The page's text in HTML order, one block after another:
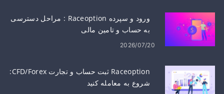
ورود و سپرده Raceoption : مراحل دسترسی
به حساب و تامین مالی
2026/07/20
Raceoption ثبت حساب و تجارت CFD/Forex:
شروع به معامله کنید